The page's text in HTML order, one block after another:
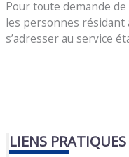
Pour toute demande
les personnes résidant
s’adresser au service
LIENS PRATIQUES